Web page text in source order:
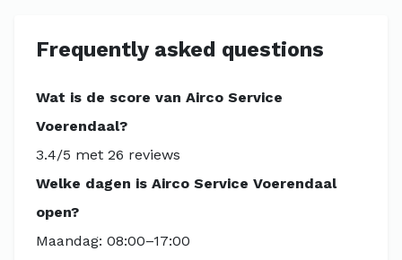
Frequently asked questions
Wat is de score van Airco Service
Voerendaal?
3.4/5 met 26 reviews
Welke dagen is Airco Service Voerendaal
open?
Maandag: 08:00–17:00